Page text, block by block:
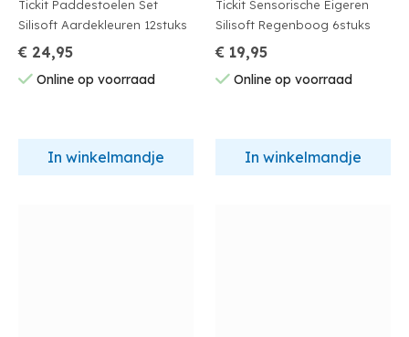
Tickit Paddestoelen Set
Silisoft Aardekleuren 12stuks
€ 24,95
Online op voorraad
In winkelmandje
Tickit Sensorische Eigeren
Silisoft Regenboog 6stuks
€ 19,95
Online op voorraad
In winkelmandje